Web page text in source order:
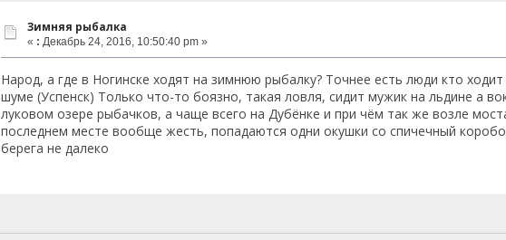
Зимняя рыбалка
« : Декабрь 24, 2016, 10:50:40 pm »
Народ, а где в Ногинске ходят на зимнюю рыбалку? Точнее есть люди кто
шуме (Успенск) Только что-то боязно, такая ловля, сидит мужик на льдине а
луковом озере рыбачков, а чаще всего на Дубёнке и при чём так же возле
последнем месте вообще жесть, попадаются одни окушки со спичечный
берега не далеко